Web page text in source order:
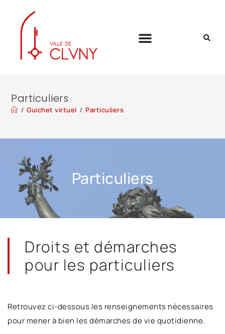
Particuliers
/ Guichet virtuel / Particuliers
Particuliers
Droits et démarches
pour les particuliers
Retrouvez ci-dessous les renseignements nécessaires
pour mener à bien les démarches de vie quotidienne.